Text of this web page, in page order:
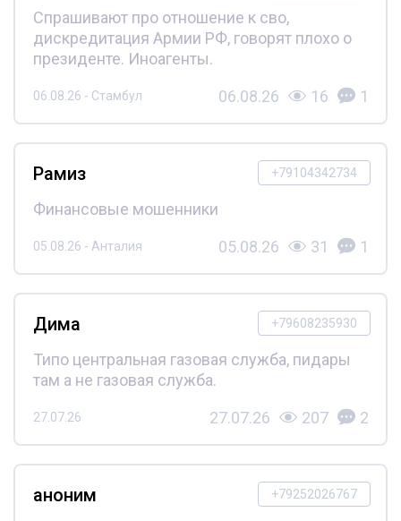
Спрашивают про отношение к сво,
дискредитация Армии РФ, говорят плохо о
президенте. Иноагенты.
06.08.26 - Стамбул 06.08.26 16 1
+79104342734
Рамиз
Финансовые мошенники
05.08.26 - Анталия 05.08.26 31 1
+79608235930
Дима
Типо центральная газовая служба, пидары
там а не газовая служба.
27.07.26 27.07.26 207 2
+79252026767
аноним